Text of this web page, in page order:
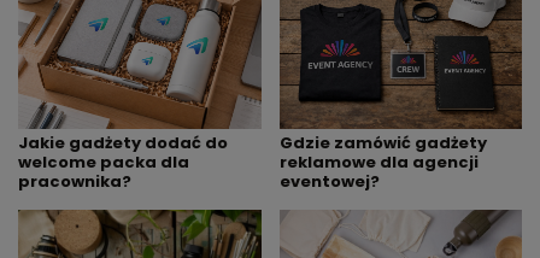
Jakie gadżety dodać do
welcome packa dla
pracownika?
Gdzie zamówić gadżety
reklamowe dla agencji
eventowej?